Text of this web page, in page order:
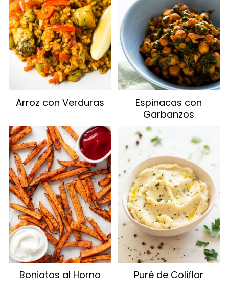
Arroz con Verduras
Espinacas con
Garbanzos
Boniatos al Horno Puré de Coliflor